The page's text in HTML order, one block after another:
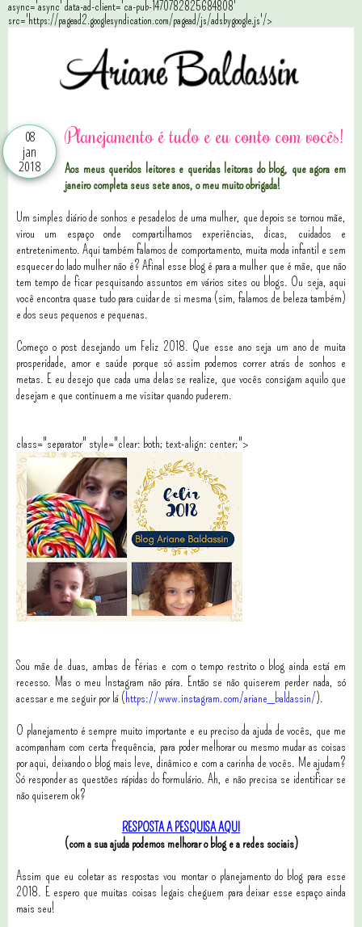
async='async' data-ad-client='ca-pub-1470782825684808'
src='https://pagead2.googlesyndication.com/pagead/js/adsbygoogle.js'/>
08
jan
2018
Planejamento é tudo e eu conto com vocês!
Aos meus queridos leitores e queridas leitoras do blog, que agora em
janeiro completa seus sete anos, o meu muito obrigada!
Um simples diário de sonhos e pesadelos de uma mulher, que depois se tornou mãe,
virou um espaço onde compartilhamos experiências, dicas, cuidados e
entretenimento. Aqui também falamos de comportamento, muita moda infantil e sem
esquecer do lado mulher não é? Afinal esse blog é para a mulher que é mãe, que não
tem tempo de ficar pesquisando assuntos em vários sites ou blogs. Ou seja, aqui
você encontra quase tudo para cuidar de si mesma (sim, falamos de beleza também)
e dos seus pequenos e pequenas.
Começo o post desejando um Feliz 2018. Que esse ano seja um ano de muita
prosperidade, amor e saúde porque só assim podemos correr atrás de sonhos e
metas. E eu desejo que cada uma delas se realize, que vocês consigam aquilo que
desejam e que continuem a me visitar quando puderem.
class="separator" style="clear: both; text-align: center;">
Sou mãe de duas, ambas de férias e com o tempo restrito o blog ainda está em
recesso. Mas o meu Instagram não pára. Então se não quiserem perder nada, só
acessar e me seguir por lá (https://www.instagram.com/ariane_baldassin/).
O planejamento é sempre muito importante e eu preciso da ajuda de vocês, que me
acompanham com certa frequência, para poder melhorar ou mesmo mudar as coisas
por aqui, deixando o blog mais leve, dinâmico e com a carinha de vocês. Me ajudam?
Só responder as questões rápidas do formulário. Ah, e não precisa se identificar se
não quiserem ok?
RESPOSTA A PESQUISA AQUI
(com a sua ajuda podemos melhorar o blog e a redes sociais)
Assim que eu coletar as respostas vou montar o planejamento do blog para esse
2018. E espero que muitas coisas legais cheguem para deixar esse espaço ainda
mais seu!